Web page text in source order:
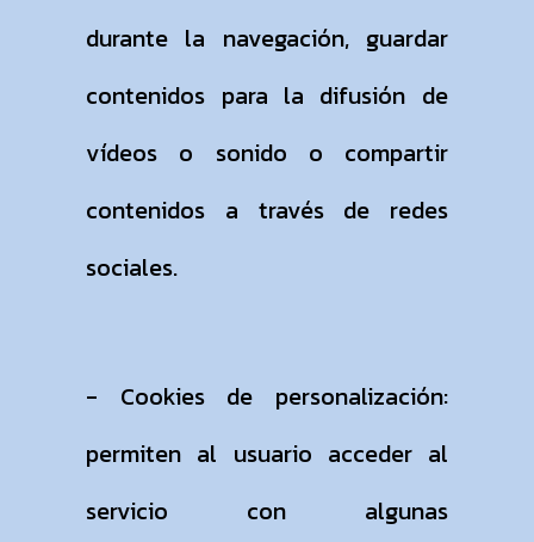
durante la navegación, guardar
contenidos para la difusión de
vídeos o sonido o compartir
contenidos a través de redes
sociales.
- Cookies de personalización:
permiten al usuario acceder al
servicio con algunas